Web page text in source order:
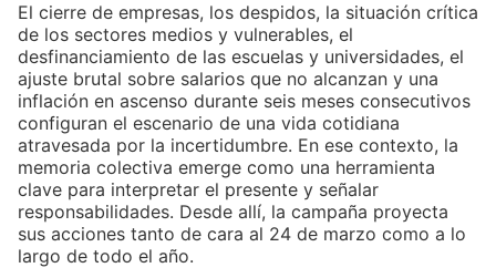
El cierre de empresas, los despidos, la situación crítica
de los sectores medios y vulnerables, el
desfinanciamiento de las escuelas y universidades, el
ajuste brutal sobre salarios que no alcanzan y una
inflación en ascenso durante seis meses consecutivos
configuran el escenario de una vida cotidiana
atravesada por la incertidumbre. En ese contexto, la
memoria colectiva emerge como una herramienta
clave para interpretar el presente y señalar
responsabilidades. Desde allí, la campaña proyecta
sus acciones tanto de cara al 24 de marzo como a lo
largo de todo el año.